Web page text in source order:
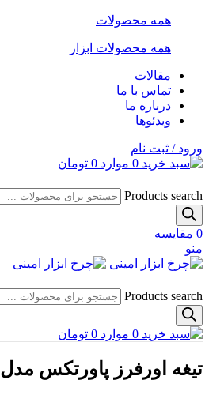
همه محصولات
همه محصولات ابزار
مقالات
تماس با ما
درباره ما
ویدئوها
ورود / ثبت نام
0 موارد 0 تومان
Products search
0 مقایسه
منو
Products search
0 موارد 0 تومان
تیغه اورفرز پاورتکس مدل PPT-RB-0123